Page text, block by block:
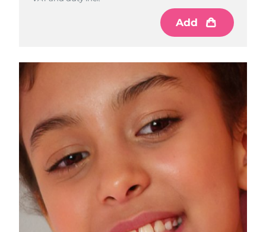
Add
Add
Add